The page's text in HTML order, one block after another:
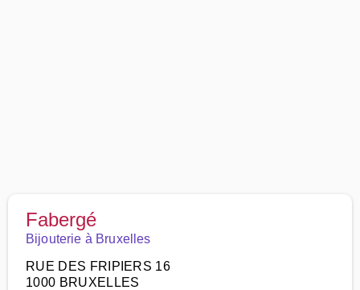
Fabergé
Bijouterie à Bruxelles
RUE DES FRIPIERS 16
1000 BRUXELLES